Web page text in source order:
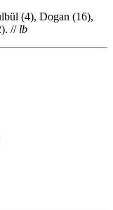
(4), Dogan (16),
// lb